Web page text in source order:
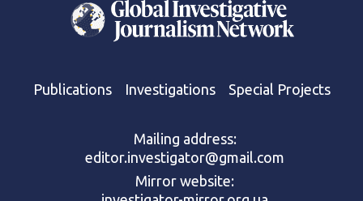
Publications Investigations Special Projects
Mailing address:
editor.investigator@gmail.com
Mirror website: